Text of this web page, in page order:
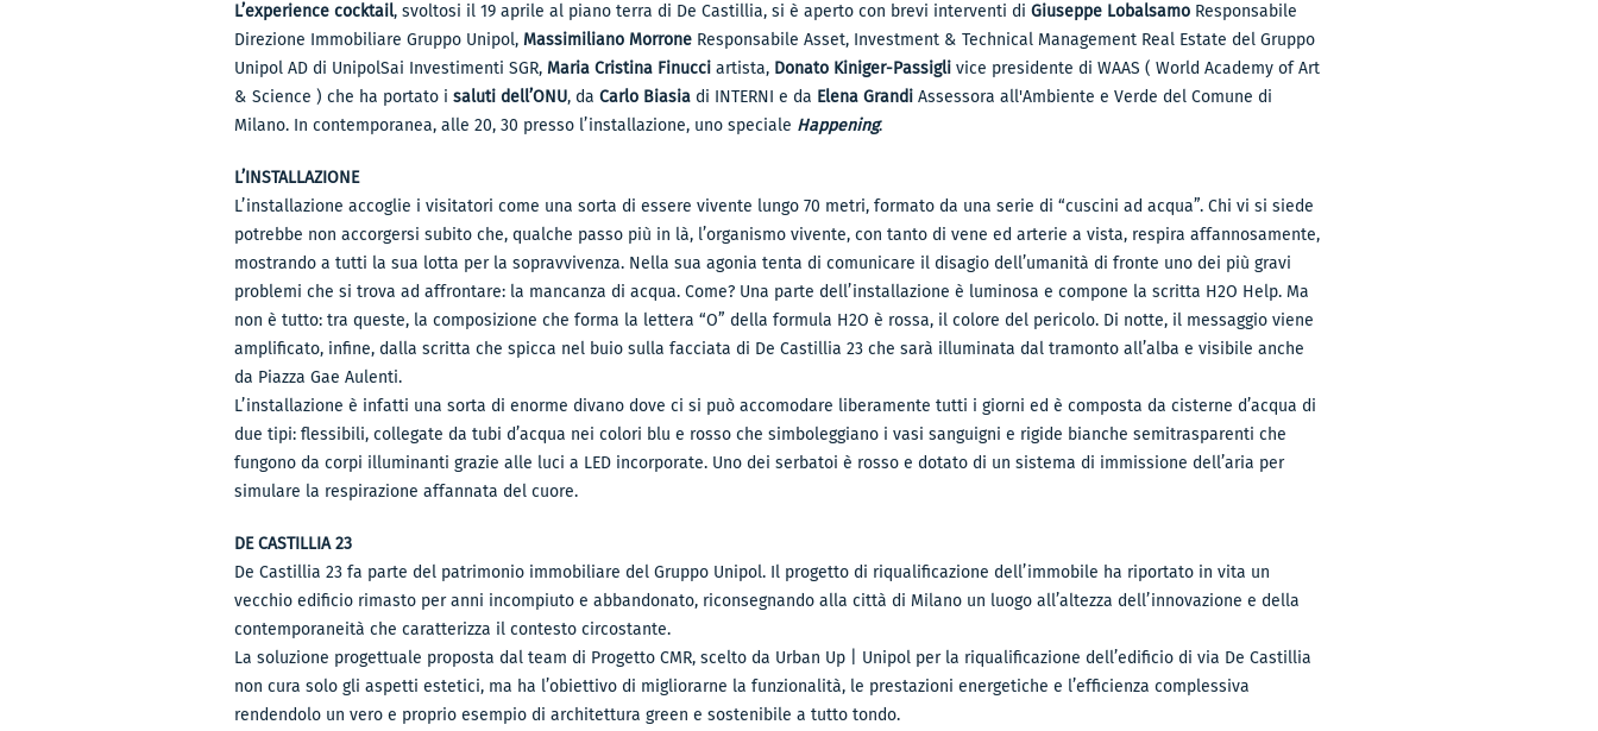
L’experience cocktail, svoltosi il 19 aprile al piano terra di De Castillia, si è aperto con brevi interventi di Giuseppe LobalsamoResponsabile
Direzione Immobiliare Gruppo Unipol, Massimiliano MorroneResponsabile Asset, Investment & Technical Management Real Estate del Gruppo
Unipol AD di UnipolSai Investimenti SGR, Maria Cristina Finucciartista, Donato Kiniger-Passiglivice presidente di WAAS ( World Academy of Art
& Science ) che ha portato i saluti dell’ONU, da Carlo Biasiadi INTERNI e da Elena GrandiAssessora all'Ambiente e Verde del Comune di
Milano. In contemporanea, alle 20, 30 presso l’installazione, uno speciale Happening.
L’INSTALLAZIONE
L’installazione accoglie i visitatori come una sorta di essere vivente lungo 70 metri, formato da una serie di “cuscini ad acqua”. Chi vi si siede
potrebbe non accorgersi subito che, qualche passo più in là, l’organismo vivente, con tanto di vene ed arterie a vista, respira affannosamente,
mostrando a tutti la sua lotta per la sopravvivenza. Nella sua agonia tenta di comunicare il disagio dell’umanità di fronte uno dei più gravi
problemi che si trova ad affrontare: la mancanza di acqua. Come? Una parte dell’installazione è luminosa e compone la scritta H2O Help. Ma
non è tutto: tra queste, la composizione che forma la lettera “O” della formula H2O è rossa, il colore del pericolo. Di notte, il messaggio viene
amplificato, infine, dalla scritta che spicca nel buio sulla facciata di De Castillia 23 che sarà illuminata dal tramonto all’alba e visibile anche
da Piazza Gae Aulenti.
L’installazione è infatti una sorta di enorme divano dove ci si può accomodare liberamente tutti i giorni ed è composta da cisterne d’acqua di
due tipi: flessibili, collegate da tubi d’acqua nei colori blu e rosso che simboleggiano i vasi sanguigni e rigide bianche semitrasparenti che
fungono da corpi illuminanti grazie alle luci a LED incorporate. Uno dei serbatoi è rosso e dotato di un sistema di immissione dell’aria per
simulare la respirazione affannata del cuore.
DE CASTILLIA 23
De Castillia 23 fa parte del patrimonio immobiliare del Gruppo Unipol. Il progetto di riqualificazione dell’immobile ha riportato in vita un
vecchio edificio rimasto per anni incompiuto e abbandonato, riconsegnando alla città di Milano un luogo all’altezza dell’innovazione e della
contemporaneità che caratterizza il contesto circostante.
La soluzione progettuale proposta dal team di Progetto CMR, scelto da Urban Up | Unipol per la riqualificazione dell’edificio di via De Castillia
non cura solo gli aspetti estetici, ma ha l’obiettivo di migliorarne la funzionalità, le prestazioni energetiche e l’efficienza complessiva
rendendolo un vero e proprio esempio di architettura green e sostenibile a tutto tondo.